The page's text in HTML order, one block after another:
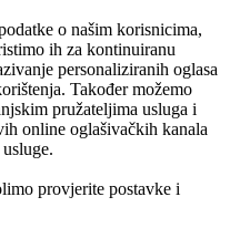
o našim korisnicima,
ih za kontinuiranu
personaliziranih oglasa
Također možemo
pružateljima usluga i
online oglašivačkih kanala
provjerite postavke i